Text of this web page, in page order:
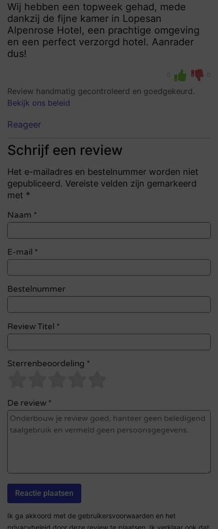
Wij hebben een topweek gehad, mede
dankzij de fijne kamer in Lopesan
Alpenrose Hotel, een prachtige omgeving
en een perfect verzorgd hotel. Aanrader
dus!
0 0
Review handmatig gecontroleerd en goedgekeurd.
Bekijk ons beleid
Reageer
Schrijf een review
Het e-mailadres en bestelnummer worden niet
gepubliceerd. Vereiste velden zijn gemarkeerd
met *
Naam *
E-mail *
Bestelnummer
Review Titel *
Sterrenbeoordeling *
De review *
Ik ga akkoord met de gebruikersvoorwaarden en het